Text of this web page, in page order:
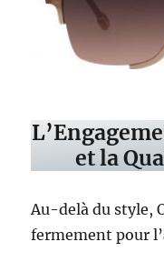
et la
Au-delà du style,
fermement pour l’